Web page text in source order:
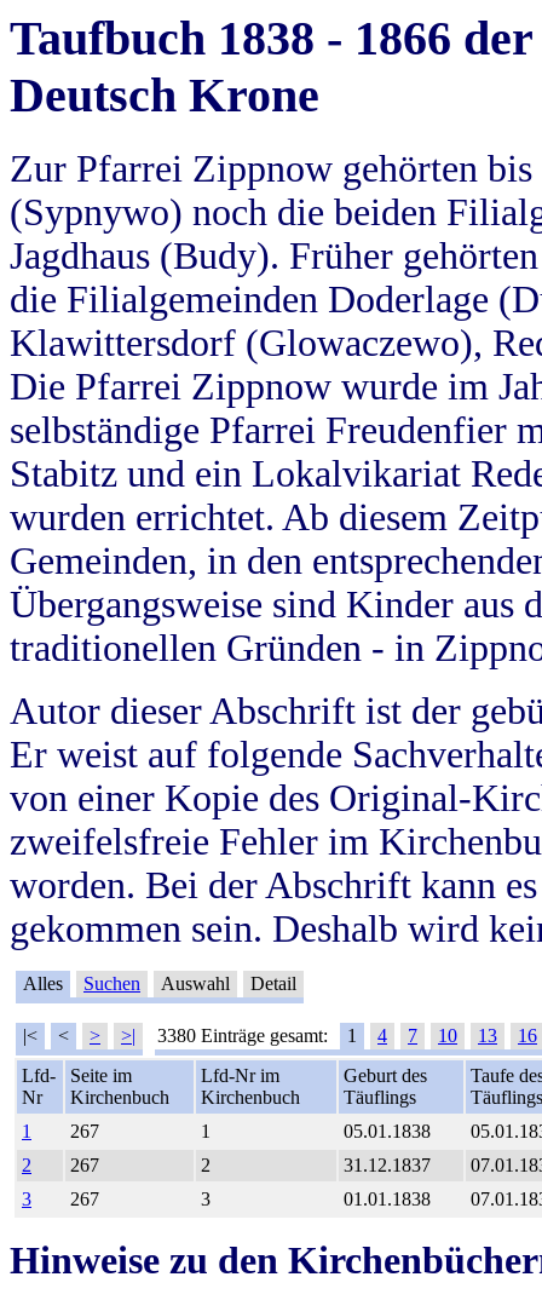
Taufbuch 1838 - 1866
Deutsch Krone
Zur Pfarrei Zippnow gehörten
(Sypnywo) noch die beiden
Jagdhaus (Budy). Früher
die Filialgemeinden Doderlage
Klawittersdorf (Glowaczewo),
Die Pfarrei Zippnow wurde im
selbständige Pfarrei Freudenfier
Stabitz und ein Lokalvikariat
wurden errichtet. Ab diesem
Gemeinden, in den
Übergangsweise sind Kinder aus
traditionellen Gründen - in
Autor dieser Abschrift ist der
Er weist auf folgende
von einer Kopie des Original-
zweifelsfreie Fehler im
worden. Bei der Abschrift kann
gekommen sein. Deshalb wird
Alles Suchen Auswahl Detail
|< < > >| 3380 Einträge gesamt: 1 4 7 10 13
16
Lfd-
Nr
Seite im
Kirchenbuch
Lfd-Nr im
Kirchenbuch
Geburt des
Täuflings
Taufe
Täuflings
1
267 1 05.01.1838
2
267 2 31.12.1837
3
267 3 01.01.1838
Hinweise zu den